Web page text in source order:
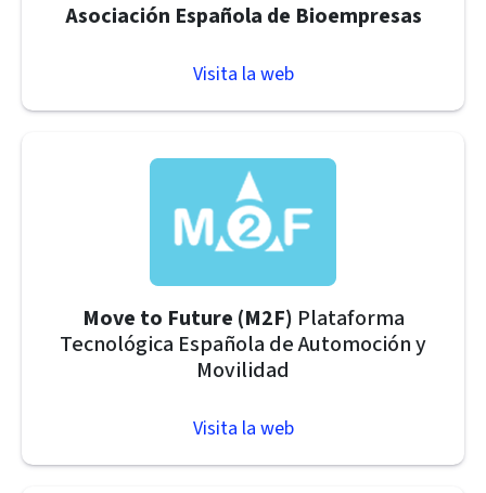
Asociación Española de Bioempresas
Visita la web
Move to Future (M2F) Plataforma
Tecnológica Española de Automoción y
Movilidad
Visita la web